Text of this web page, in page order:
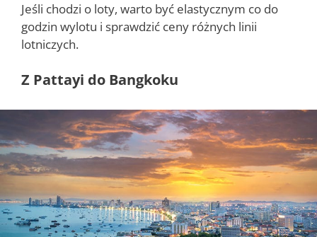
Jeśli chodzi o loty, warto być elastycznym co do
godzin wylotu i sprawdzić ceny różnych linii
lotniczych.
Z Pattayi do Bangkoku